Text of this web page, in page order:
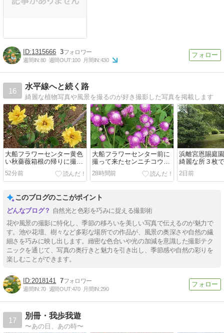
1315666 3
週間IN:80 週間OUT:100 月間IN:430
16
水平線へと続く路
綺麗な植物写真や風景を撮るのが好き撮影した写真を掲載します
大船フラワーセンター黄色
い秋薔薇箱根の帰りに撮っ
て来たの４枚です
52分前
大船フラワーセンター前に
撮って来たセンニチコウ
（千日紅）３枚です
28時間前
浜離宮恩賜庭
綺麗な所３枚
2日前
このブログのここがポイント
自然光と色彩を巧みに捉える撮影術
花や風景の撮影に特化し、季節の移ろいを美しい写真で伝えるのが魅力で
す。池や花壇、樹々など多彩な場所での作品が、風景の奥深さや自然の繊
細さを巧みに映し出します。緻密な色合いや光の加減を意識した撮影テク
ニックを通じて、写真の奥行きと魅力を引き出し、季節感や自然の彩りを
楽しむことができます。
2018141 7
週間IN:70 週間OUT:470 月間IN:290
17
別冊・我歩我遊
〜あの日、あの時〜